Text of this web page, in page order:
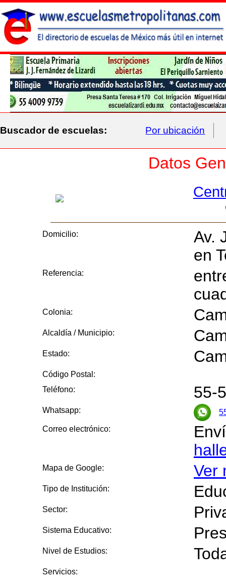
Buscador de escuelas: Por ubicación
Datos
Domicilio:
Av.
en
Referencia:
Colonia:
Alcaldía / Municipio:
Estado:
Código Postal:
Teléfono:
55-
Whatsapp:
Correo electrónico:
Mapa de Google: Ver
Tipo de Institución:
Sector:
Sistema Educativo:
Nivel de Estudios:
Servicios: